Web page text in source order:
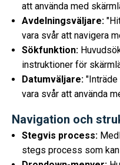
att använda med
Avdelningsväljare:
vara svår att navigera
Sökfunktion:
instruktioner för
Datumväljare: "Inträde
vara svår att använda
Navigation och
Stegvis process:
stegs process som